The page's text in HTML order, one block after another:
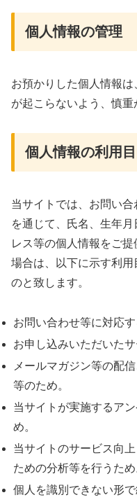
個人情報の管理
お預かりした個人情報
が起こらないよう、慎重
個人情報の利用
当サイトでは、お問い
を通じて、氏名、生年
レス等の個人情報をご
場合は、以下に示す利
のと致します。
お問い合わせ等に対応す
お申し込みいただいた
メールマガジン等の配
等のため。
当サイトが実施するア
め。
当サイトのサービス向
ための分析等を行うため
個人を識別できない形